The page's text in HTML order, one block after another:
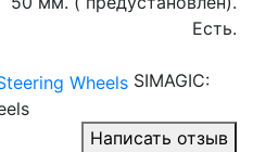
Есть.
SIMAGIC:
Написать отзыв